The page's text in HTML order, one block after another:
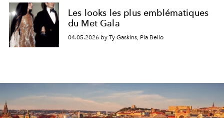
Les looks les plus emblématiques
du Met Gala
04.05.2026 by Ty Gaskins, Pia Bello